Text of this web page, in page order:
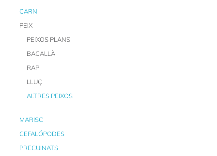
CARN
PEIX
PEIXOS PLANS
BACALLÀ
RAP
LLUÇ
ALTRES PEIXOS
MARISC
CEFALÓPODES
PRECUINATS